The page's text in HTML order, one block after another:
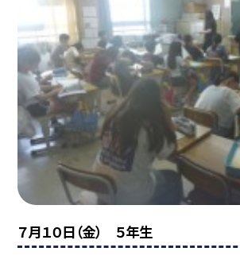
７月１０日（金） ５年生